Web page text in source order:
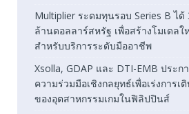
Multiplier ระดมทุนรอบ Series B ได้
ล้านดอลลาร์สหรัฐ เพื่อสร้างโมเดลใ
สำหรับบริการระดับมืออาชีพ
Xsolla, GDAP และ DTI-EMB ประก
ความร่วมมือเชิงกลยุทธ์เพื่อเร่งการเ
ของอุตสาหกรรมเกมในฟิลิปปินส์